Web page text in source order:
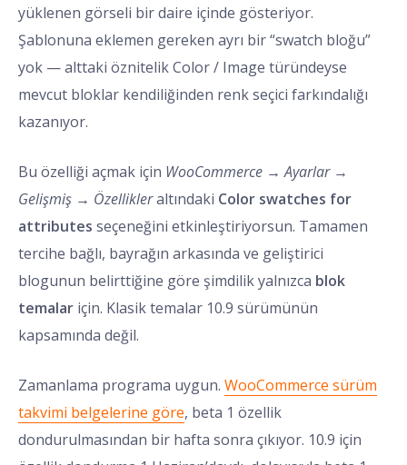
yüklenen görseli bir daire içinde gösteriyor.
Şablonuna eklemen gereken ayrı bir “swatch bloğu”
yok — alttaki öznitelik Color / Image türündeyse
mevcut bloklar kendiliğinden renk seçici farkındalığı
kazanıyor.
Bu özelliği açmak için WooCommerce → Ayarlar →
Gelişmiş → Özellikleraltındaki Color swatches for
attributes seçeneğini etkinleştiriyorsun. Tamamen
tercihe bağlı, bayrağın arkasında ve geliştirici
blogunun belirttiğine göre şimdilik yalnızca blok
temalar için. Klasik temalar 10.9 sürümünün
kapsamında değil.
Zamanlama programa uygun. WooCommerce sürüm
takvimi belgelerine göre, beta 1 özellik
dondurulmasından bir hafta sonra çıkıyor. 10.9 için